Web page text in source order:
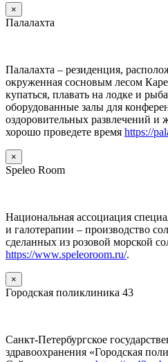
×
Палалахта
Палалахта – резиденция,
окруженная сосновым лесом
купаться, плавать на лодке и
оборудованные залы для
оздоровительных развлечений и
хорошо проведете время https://
×
Speleo Room
Национальная ассоциация
и галотерапии – производство
сделанных из розовой морской
https://www.speleoroom.ru/.
×
Городская поликлиника 43
Санкт-Петербургское
здравоохранения «Городская